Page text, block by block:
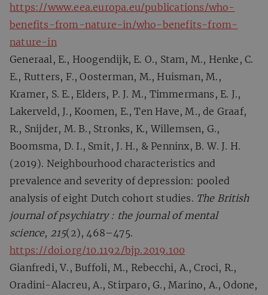
https://www.eea.europa.eu/publications/who-
benefits-from-nature-in/who-benefits-from-
nature-in
Generaal, E., Hoogendijk, E. O., Stam, M., Henke, C.
E., Rutters, F., Oosterman, M., Huisman, M.,
Kramer, S. E., Elders, P. J. M., Timmermans, E. J.,
Lakerveld, J., Koomen, E., Ten Have, M., de Graaf,
R., Snijder, M. B., Stronks, K., Willemsen, G.,
Boomsma, D. I., Smit, J. H., & Penninx, B. W. J. H.
(2019). Neighbourhood characteristics and
prevalence and severity of depression: pooled
analysis of eight Dutch cohort studies. The British
journal of psychiatry : the journal of mental
science, 215(2), 468–475.
https://doi.org/10.1192/bjp.2019.100
Gianfredi, V., Buffoli, M., Rebecchi, A., Croci, R.,
Oradini-Alacreu, A., Stirparo, G., Marino, A., Odone,